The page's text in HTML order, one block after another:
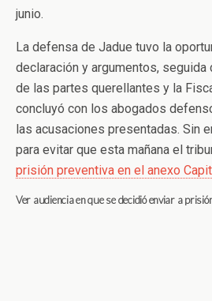
junio.
La defensa de Jadue tuvo la
declaración y argumentos,
de las partes querellantes y la
concluyó con los abogados
las acusaciones presentadas. Sin
para evitar que esta mañana el
prisión preventiva en el anexo
Ver audiencia en que se decidió enviar a